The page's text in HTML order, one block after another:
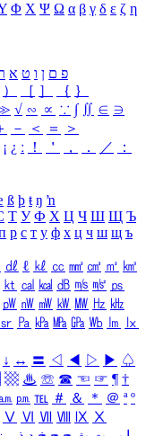
Φ Χ Ψ Ω α β γ δ ε ζ η
פ ם ן ו ט א
） ［ ］ ｛ ｝
√ ∽ ∝ ∵ ∫ ∬ ∈ ∋
－ ＜ ＝
＞
¡ ¿ ː ！ ＇ ， ． ／
：
ß þ ŧ ŋ ŉ
Т У Ф Х Ц Ч Ш Щ Ъ
р с т у ф х ц ч ш щ ъ
㎗ ℓ ㎘ ㏄ ㎣ ㎤ ㎥ ㎦
㏏ ㎈ ㎉ ㏈ ㎧ ㎨ ㎰
㎺ ㎻ ㎽ ㎾ ㎿ ㎐ ㎑
㏛ ㎩ ㎪ ㎫ ㎬ ㏝ ㏐
㏓
↓ ↔ 〓 ◁ ◀ ▷ ▶ ♤
▩ ♨ ☏ ☎ ☜ ☞ ¶ †
㏘ ℡ ＃ ＆ ＊ ＠ ª º
Ⅴ Ⅵ Ⅶ Ⅷ Ⅸ Ⅹ